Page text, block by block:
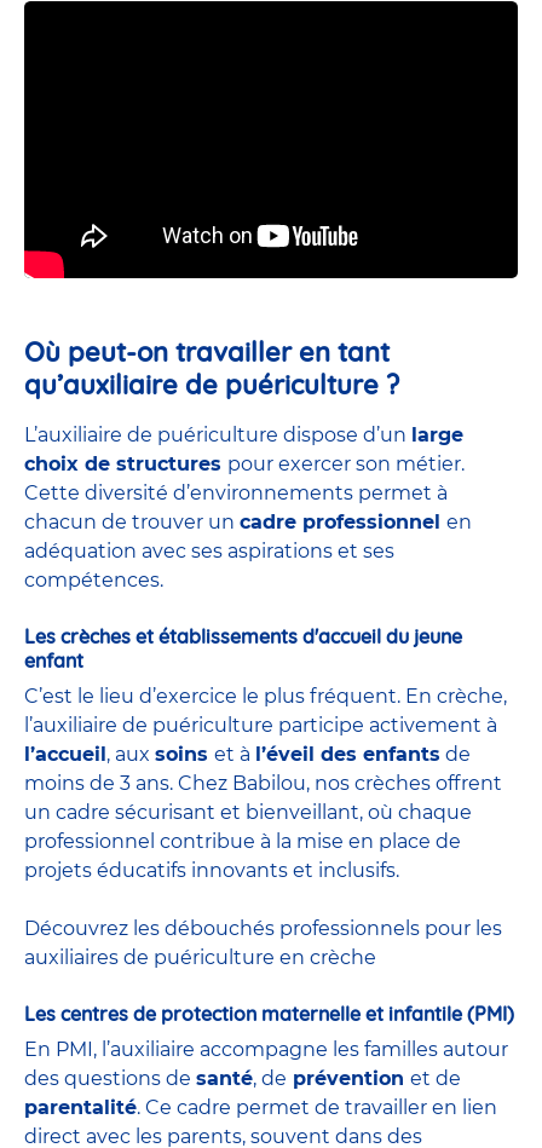
Où peut-on travailler en tant
qu’auxiliaire de puériculture ?
L’auxiliaire de puériculture dispose d’un large
choix de structures pour exercer son métier.
Cette diversité d’environnements permet à
chacun de trouver un cadre professionnel en
adéquation avec ses aspirations et ses
compétences.
Les crèches et établissements d'accueil du jeune
enfant
C’est le lieu d’exercice le plus fréquent. En crèche,
l’auxiliaire de puériculture participe activement à
l’accueil , aux soins et à l’éveil des enfants de
moins de 3 ans. Chez Babilou, nos crèches offrent
un cadre sécurisant et bienveillant, où chaque
professionnel contribue à la mise en place de
projets éducatifs innovants et inclusifs.
Découvrez les débouchés professionnels pour les
auxiliaires de puériculture en crèche
Les centres de protection maternelle et infantile (PMI)
En PMI, l’auxiliaire accompagne les familles autour
des questions de santé, de prévention et de
parentalité. Ce cadre permet de travailler en lien
direct avec les parents, souvent dans des